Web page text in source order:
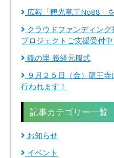
広報「観光竜王No88」
クラウドファンディン
プロジェクトご支援受付中
鏡の里 義経元服式
９月２５日（金）龍王
行われます！
記事カテゴリー一覧
お知らせ
イベント